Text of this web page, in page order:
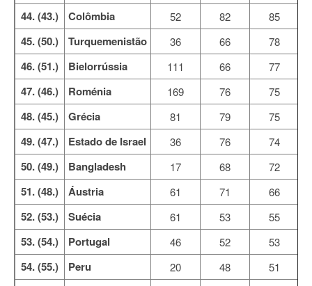
44. (43.) Colômbia 52 82 85
45. (50.) Turquemenistão 36 66 78
46. (51.) Bielorrússia 111 66 77
47. (46.) Roménia 169 76 75
48. (45.) Grécia 81 79 75
49. (47.) Estado de Israel 36 76 74
50. (49.) Bangladesh 17 68 72
51. (48.) Áustria 61 71 66
52. (53.) Suécia 61 53 55
53. (54.) Portugal 46 52 53
54. (55.) Peru 20 48 51